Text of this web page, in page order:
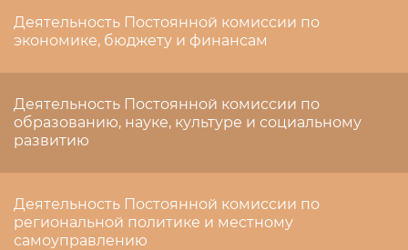
Деятельность Постоянной комиссии по
экономике, бюджету и финансам
Деятельность Постоянной комиссии по
образованию, науке, культуре и социальному
развитию
Деятельность Постоянной комиссии по
региональной политике и местному
самоуправлению